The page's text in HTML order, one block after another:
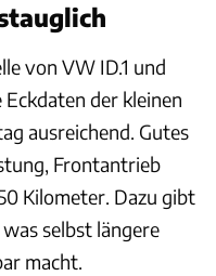
von VW ID.1 und
der kleinen
ausreichend. Gutes
Frontantrieb
Kilometer. Dazu gibt
selbst längere
macht.